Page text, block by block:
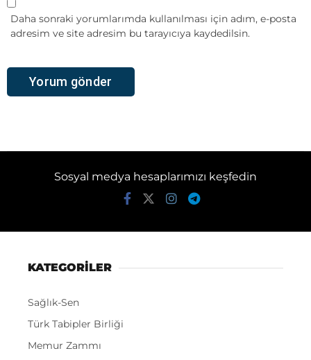
Daha sonraki yorumlarımda kullanılması için adım, e-posta
adresim ve site adresim bu tarayıcıya kaydedilsin.
Sosyal medya hesaplarımızı keşfedin
KATEGORİLER
Sağlık-Sen
Türk Tabipler Birliği
Memur Zammı